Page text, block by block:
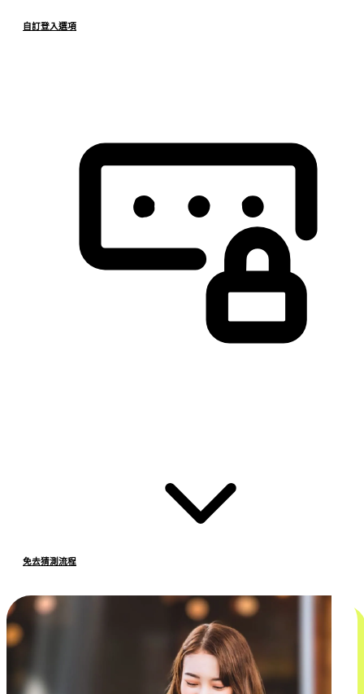
自訂登入選項
免去猜測流程